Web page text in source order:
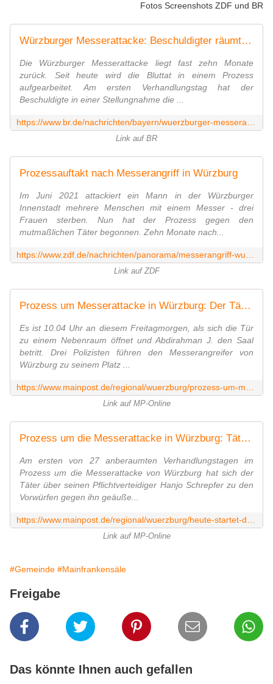
Fotos Screenshots ZDF und BR
Würzburger Messerattacke: Beschuldigter räumt Taten ein
Die Würzburger Messerattacke liegt fast zehn Monate
zurück. Seit heute wird die Bluttat in einem Prozess
aufgearbeitet. Am ersten Verhandlungstag hat der
Beschuldigte in einer Stellungnahme die ...
Link auf BR
Prozessauftakt nach Messerangriff in Würzburg
Im Juni 2021 attackiert ein Mann in der Würzburger
Innenstadt mehrere Menschen mit einem Messer - drei
Frauen sterben. Nun hat der Prozess gegen den
mutmaßlichen Täter begonnen. Zehn Monate nach...
Link auf ZDF
Prozess um Messerattacke in Würzburg: Der Täter wirkt, als könne er die Grausamkeiten selbst kaum fassen
Es ist 10.04 Uhr an diesem Freitagmorgen, als sich die Tür
zu einem Nebenraum öffnet und Abdirahman J. den Saal
betritt. Drei Polizisten führen den Messerangreifer von
Würzburg zu seinem Platz ...
Link auf MP-Online
Prozess um die Messerattacke in Würzburg: Täter äußert sich zu Verhandlungsbeginn über Anwalt zur Tat
Am ersten von 27 anberaumten Verhandlungstagen im
Prozess um die Messerattacke von Würzburg hat sich der
Täter über seinen Pflichtverteidiger Hanjo Schrepfer zu den
Vorwürfen gegen ihn geäuße...
Link auf MP-Online
#Gemeinde #Mainfrankensäle
Freigabe
Das könnte Ihnen auch gefallen